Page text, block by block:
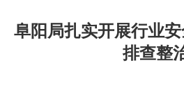
阜阳局扎实开展行业
排查整